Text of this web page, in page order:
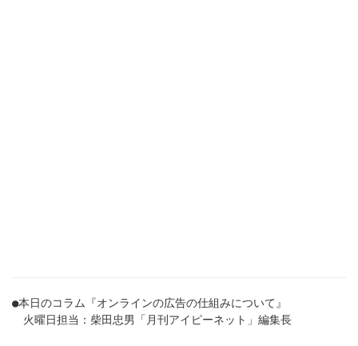
●本日のコラム『オンラインの広告の仕組みについて』
火曜日担当：柴田忠男「月刊アイピーネット」編集長